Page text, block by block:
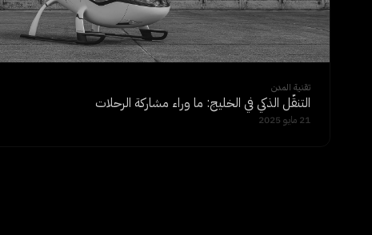
تقنية المدن
التنقّل الذكي في الخليج: ما وراء مشاركة الرحلات
21 مايو 2025